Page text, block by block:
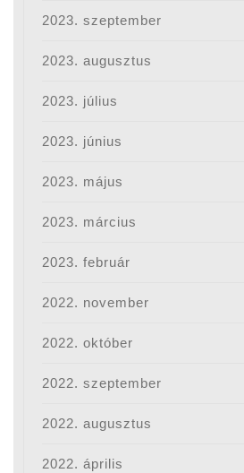
2023. szeptember
2023. augusztus
2023. július
2023. június
2023. május
2023. március
2023. február
2022. november
2022. október
2022. szeptember
2022. augusztus
2022. április